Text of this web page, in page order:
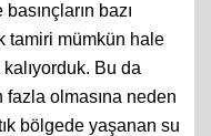
bazı
tamiri mümkün hale
Bu da
fazla olmasına neden
bölgede yaşanan su